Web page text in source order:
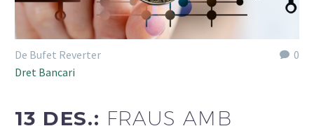
0
De Bufet Reverter
Dret Bancari
13 DES.: FRAUS AMB